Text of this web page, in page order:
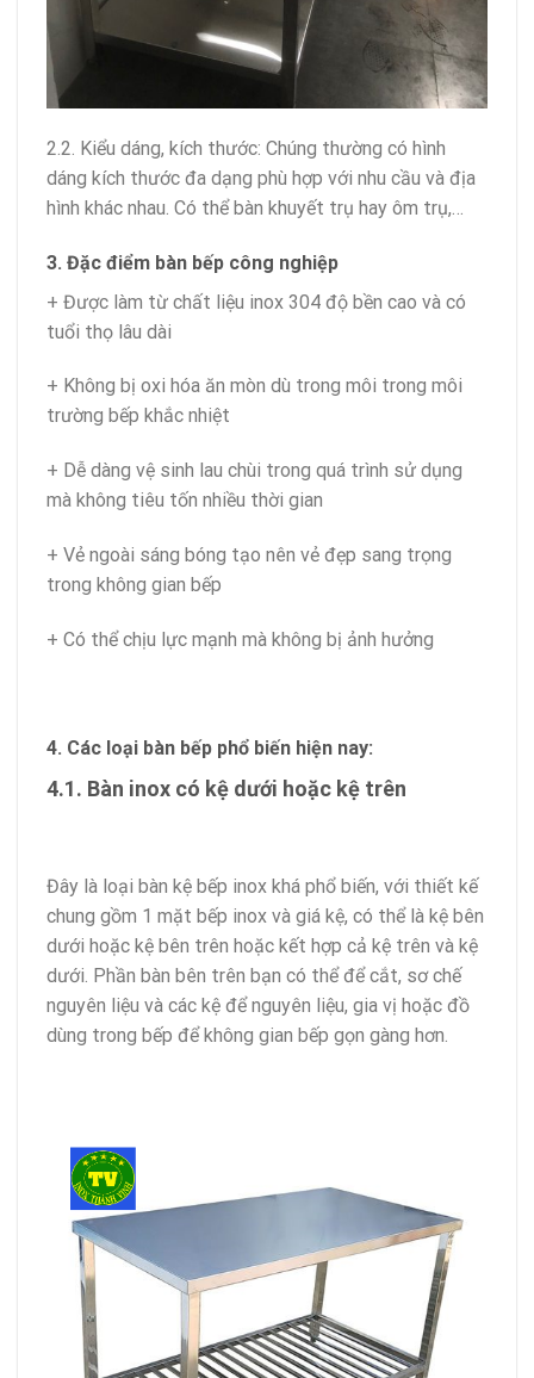
2.2. Kiểu dáng, kích thước: Chúng thường có hình
dáng kích thước đa dạng phù hợp với nhu cầu và địa
hình khác nhau. Có thể bàn khuyết trụ hay ôm trụ,…
3. Đặc điểm bàn bếp công nghiệp
+ Được làm từ chất liệu inox 304 độ bền cao và có
tuổi thọ lâu dài
+ Không bị oxi hóa ăn mòn dù trong môi trong môi
trường bếp khắc nhiệt
+ Dễ dàng vệ sinh lau chùi trong quá trình sử dụng
mà không tiêu tốn nhiều thời gian
+ Vẻ ngoài sáng bóng tạo nên vẻ đẹp sang trọng
trong không gian bếp
+ Có thể chịu lực mạnh mà không bị ảnh hưởng
4. Các loại bàn bếp phổ biến hiện nay:
4.1. Bàn inox có kệ dưới hoặc kệ trên
Đây là loại bàn kệ bếp inox khá phổ biến, với thiết kế
chung gồm 1 mặt bếp inox và giá kệ, có thể là kệ bên
dưới hoặc kệ bên trên hoặc kết hợp cả kệ trên và kệ
dưới. Phần bàn bên trên bạn có thể để cắt, sơ chế
nguyên liệu và các kệ để nguyên liệu, gia vị hoặc đồ
dùng trong bếp để không gian bếp gọn gàng hơn.